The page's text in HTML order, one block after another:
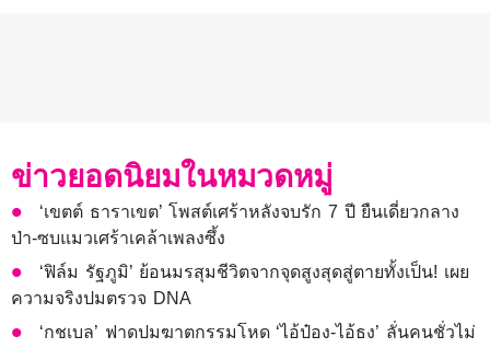
ข่าวยอดนิยมในหมวดหมู่
‘เขตต์ ธาราเขต’ โพสต์เศร้าหลังจบรัก 7 ปี ยืนเดี่ยวกลาง
ป่า-ซบแมวเศร้าเคล้าเพลงซึ้ง
‘ฟิล์ม รัฐภูมิ’ ย้อนมรสุมชีวิตจากจุดสูงสุดสู่ตายทั้งเป็น! เผย
ความจริงปมตรวจ DNA
‘กชเบล’ ฟาดปมฆาตกรรมโหด ‘ไอ้ป๋อง-ไอ้ธง’ ลั่นคนชั่วไม่